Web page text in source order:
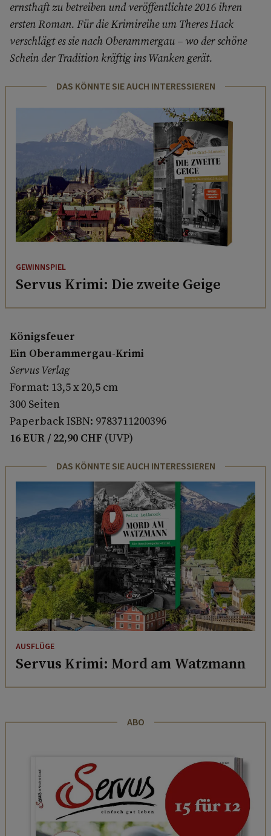
ernsthaft zu betreiben und veröffentlichte 2016 ihren
ersten Roman. Für die Krimireihe um Theres Hack
verschlägt es sie nach Oberammergau – wo der schöne
Schein der Tradition kräftig ins Wanken gerät.
DAS KÖNNTE SIE AUCH INTERESSIEREN
GEWINNSPIEL
Servus Krimi: Die zweite Geige
Königsfeuer
Ein Oberammergau-Krimi
Servus Verlag
Format: 13,5 x 20,5 cm
300 Seiten
Paperback ISBN: 9783711200396
16 EUR / 22,90 CHF (UVP)
DAS KÖNNTE SIE AUCH INTERESSIEREN
AUSFLÜGE
Servus Krimi: Mord am Watzmann
ABO